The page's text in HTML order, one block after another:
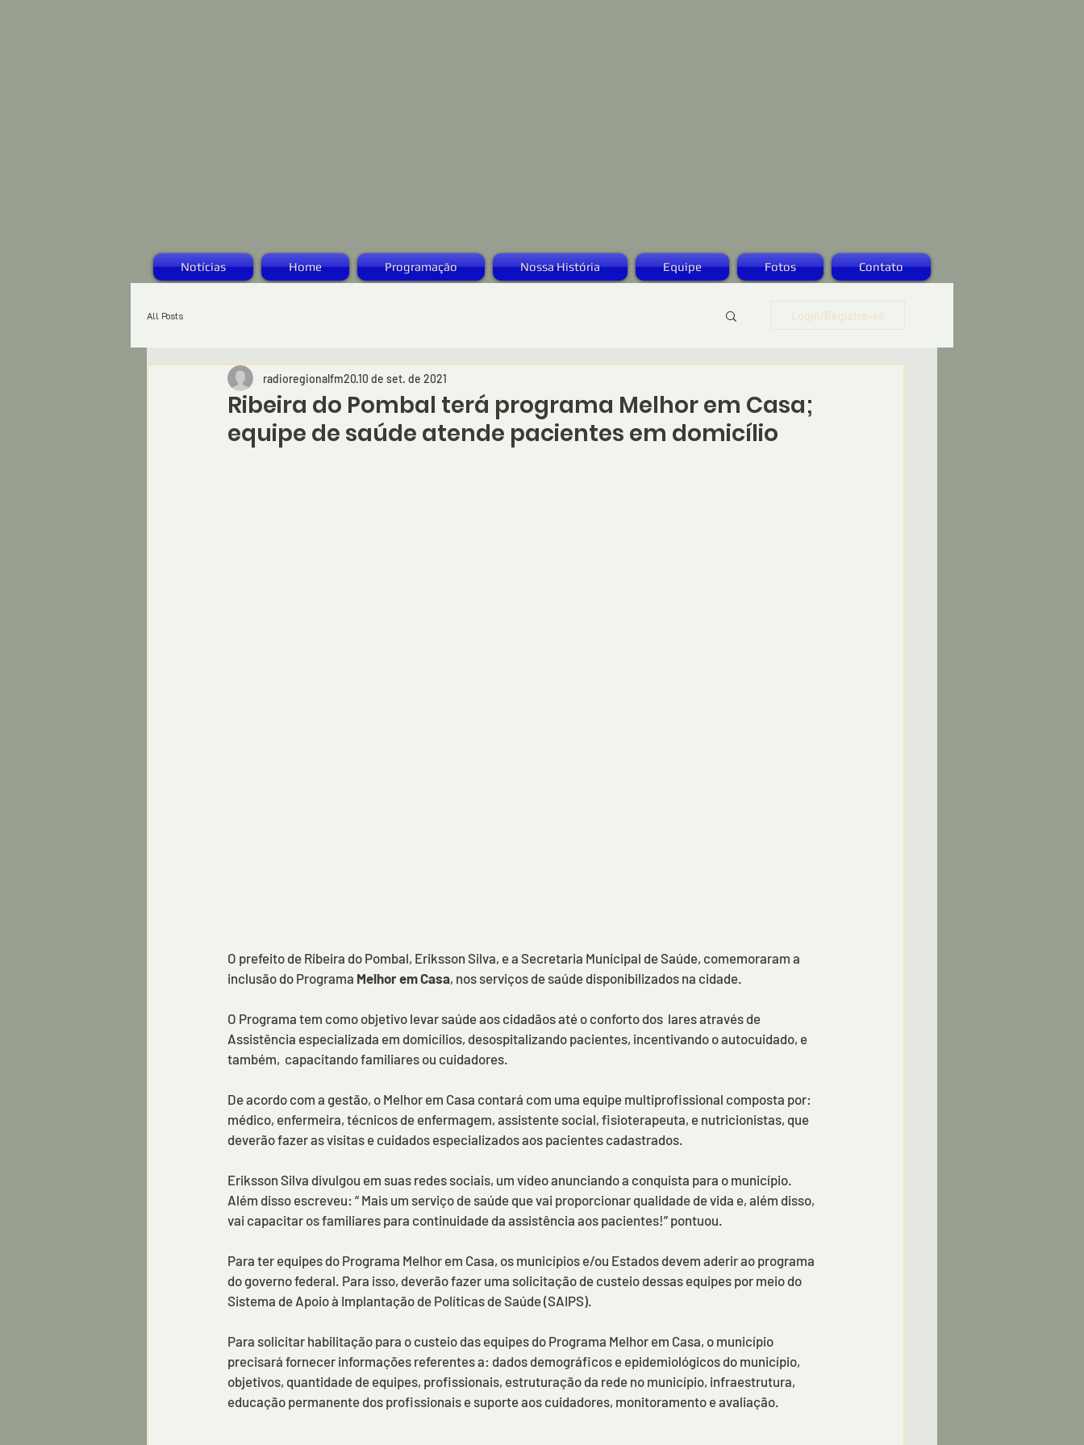
Notícias Home Programação Nossa História Equipe Fotos Contato
All Posts Login/Registre-se
Ribeira do Pombal terá programa Melhor em Casa;
equipe de saúde atende pacientes em domicílio
radioregionalfm2010 de set. de 2021
O prefeito de Ribeira do Pombal, Eriksson Silva, e a Secretaria Municipal de Saúde, comemoraram a
inclusão do Programa Melhor em Casa, nos serviços de saúde disponibilizados na cidade.
O Programa tem como objetivo levar saúde aos cidadãos até o conforto dos  lares através de
Assistência especializada em domicílios, desospitalizando pacientes, incentivando o autocuidado, e
também,  capacitando familiares ou cuidadores.
De acordo com a gestão, o Melhor em Casa contará com uma equipe multiprofissional composta por:
médico, enfermeira, técnicos de enfermagem, assistente social, fisioterapeuta, e nutricionistas, que
deverão fazer as visitas e cuidados especializados aos pacientes cadastrados.
Eriksson Silva divulgou em suas redes sociais, um vídeo anunciando a conquista para o município.
Além disso escreveu: “ Mais um serviço de saúde que vai proporcionar qualidade de vida e, além disso,
vai capacitar os familiares para continuidade da assistência aos pacientes!” pontuou.
Para ter equipes do Programa Melhor em Casa, os municípios e/ou Estados devem aderir ao programa
do governo federal. Para isso, deverão fazer uma solicitação de custeio dessas equipes por meio do
Sistema de Apoio à Implantação de Políticas de Saúde (SAIPS).
Para solicitar habilitação para o custeio das equipes do Programa Melhor em Casa, o município
precisará fornecer informações referentes a: dados demográficos e epidemiológicos do município,
objetivos, quantidade de equipes, profissionais, estruturação da rede no município, infraestrutura,
educação permanente dos profissionais e suporte aos cuidadores, monitoramento e avaliação.